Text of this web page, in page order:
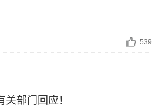
539
部门回应！